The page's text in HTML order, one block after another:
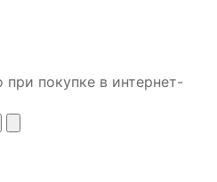
покупке в интернет-